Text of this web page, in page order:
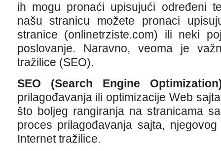
ih mogu pronaći upisujući određeni
našu stranicu možete pronaci
stranice (onlinetrziste.com) ili neki
poslovanje. Naravno, veoma je
tražilice (SEO).
SEO (Search Engine
prilagođavanja ili optimizacije Web
što boljeg rangiranja na stranicama
proces prilagođavanja sajta,
Internet tražilice.